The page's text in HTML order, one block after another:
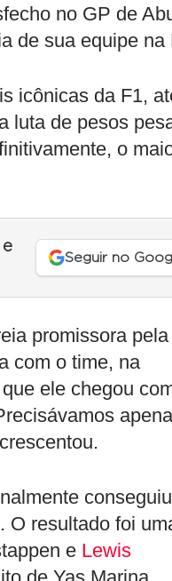
no GP de
de sua equipe na
icônicas da F1,
luta de pesos
o
e
Seguir no
promissora pela
com o time, na
ele chegou
conseguiu
O resultado foi
e Lewis